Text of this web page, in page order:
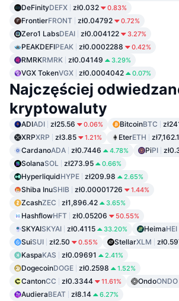
DeFinityDEFX zł0.032 0.83%
FrontierFRONT zł0.04792 0.72%
Zero1 LabsDEAI zł0.004122 3.27%
PEAKDEFIPEAK zł0.0002288 0.42%
RMRKRMRK zł0.04149 3.29%
VGX TokenVGX zł0.0004042 0.07%
Najczęściej
kryptowaluty
ADIADI zł25.56 0.06% BitcoinBTC
XRPXRP zł3.85 1.21% EterETH
CardanoADA zł0.7446 4.78% PiPI
SolanaSOL zł273.95 0.66%
HyperliquidHYPE zł209.98 2.65%
Shiba InuSHIB zł0.00001726 1.44%
ZcashZEC zł1,896.42 3.65%
HashflowHFT zł0.05206 50.55%
SKYAISKYAI zł0.4115 33.20% HeimaHEI
SuiSUI zł2.50 0.55% StellarXLM
KaspaKAS zł0.09691 2.41%
DogecoinDOGE zł0.2598 1.52%
CantonCC zł0.3344 11.61% OndoONDO
AudieraBEAT zł8.14 6.27%